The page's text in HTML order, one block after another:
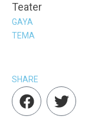
Teater
GAYA
TEMA
SHARE
F
a
T
w